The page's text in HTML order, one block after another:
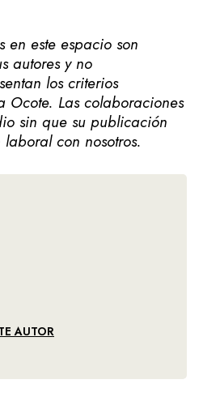
en este espacio son
autores y no
los criterios
Ocote. Las colaboraciones
sin que su publicación
con nosotros.
AUTOR